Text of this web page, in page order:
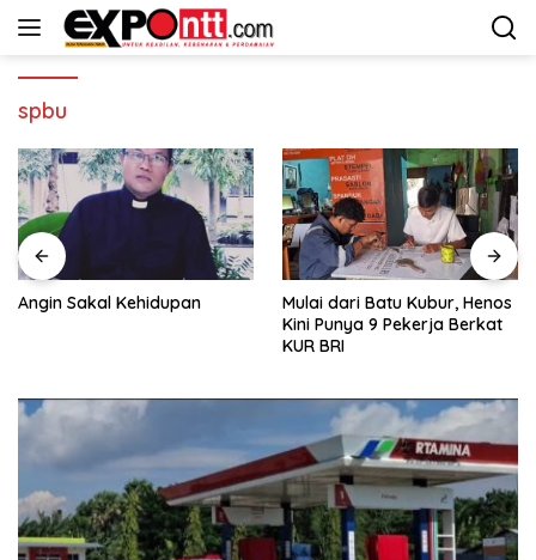
Langsung
spbu
Angin Sakal Kehidupan
Mulai dari Batu Kubur, Henos
Kini Punya 9 Pekerja Berkat
KUR BRI